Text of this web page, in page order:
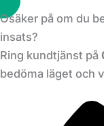
Osäker på om du
insats?
Ring kundtjänst på
bedöma läget och